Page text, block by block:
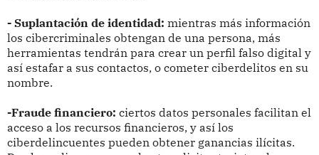
- Suplantación de identidad: mientras más información
los cibercriminales obtengan de una persona, más
herramientas tendrán para crear un perfil falso digital y
así estafar a sus contactos, o cometer ciberdelitos en su
nombre.
-Fraude financiero: ciertos datos personales facilitan el
acceso a los recursos financieros, y así los
ciberdelincuentes pueden obtener ganancias ilícitas.